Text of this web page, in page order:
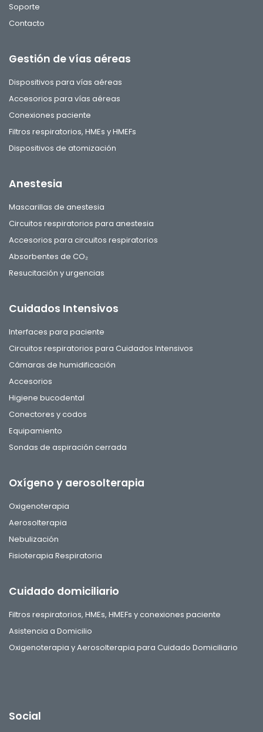
Soporte
Contacto
Gestión de vías aéreas
Dispositivos para vías aéreas
Accesorios para vías aéreas
Conexiones paciente
Filtros respiratorios, HMEs y HMEFs
Dispositivos de atomización
Anestesia
Mascarillas de anestesia
Circuitos respiratorios para anestesia
Accesorios para circuitos respiratorios
Absorbentes de CO₂
Resucitación y urgencias
Cuidados Intensivos
Interfaces para paciente
Circuitos respiratorios para Cuidados Intensivos
Cámaras de humidificación
Accesorios
Higiene bucodental
Conectores y codos
Equipamiento
Sondas de aspiración cerrada
Oxígeno y aerosolterapia
Oxigenoterapia
Aerosolterapia
Nebulización
Fisioterapia Respiratoria
Cuidado domiciliario
Filtros respiratorios, HMEs, HMEFs y conexiones paciente
Asistencia a Domicilio
Oxigenoterapia y Aerosolterapia para Cuidado Domiciliario
Social